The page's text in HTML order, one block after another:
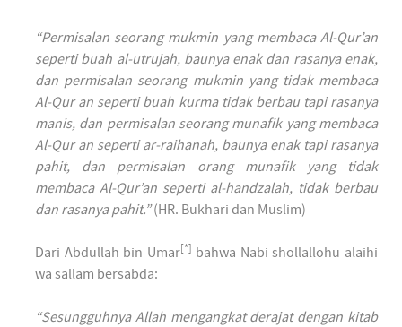
“Permisalan seorang mukmin yang membaca Al-Qur’an
seperti buah al-utrujah, baunya enak dan rasanya enak,
dan permisalan seorang mukmin yang tidak membaca
Al-Qur an seperti buah kurma tidak berbau tapi rasanya
manis, dan permisalan seorang munafik yang membaca
Al-Qur an seperti ar-raihanah, baunya enak tapi rasanya
pahit, dan permisalan orang munafik yang tidak
membaca Al-Qur’an seperti al-handzalah, tidak berbau
dan rasanya pahit.”(HR. Bukhari dan Muslim)
Dari Abdullah bin Umar[*] bahwa Nabi shollallohu alaihi
wa sallam bersabda:
“Sesungguhnya Allah mengangkat derajat dengan kitab